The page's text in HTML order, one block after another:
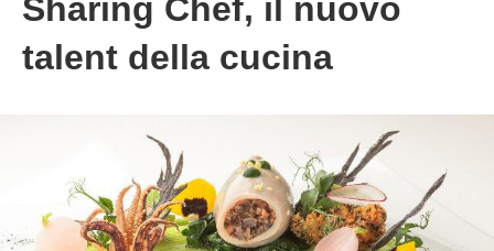
Sharing Chef, il nuovo
talent della cucina